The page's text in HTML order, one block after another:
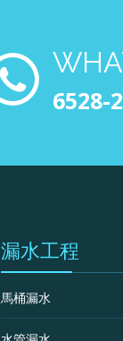
6528-
漏水工程
馬桶漏水